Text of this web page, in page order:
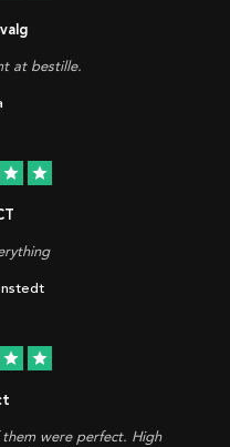
at bestille.
star star
star star
were perfect. High